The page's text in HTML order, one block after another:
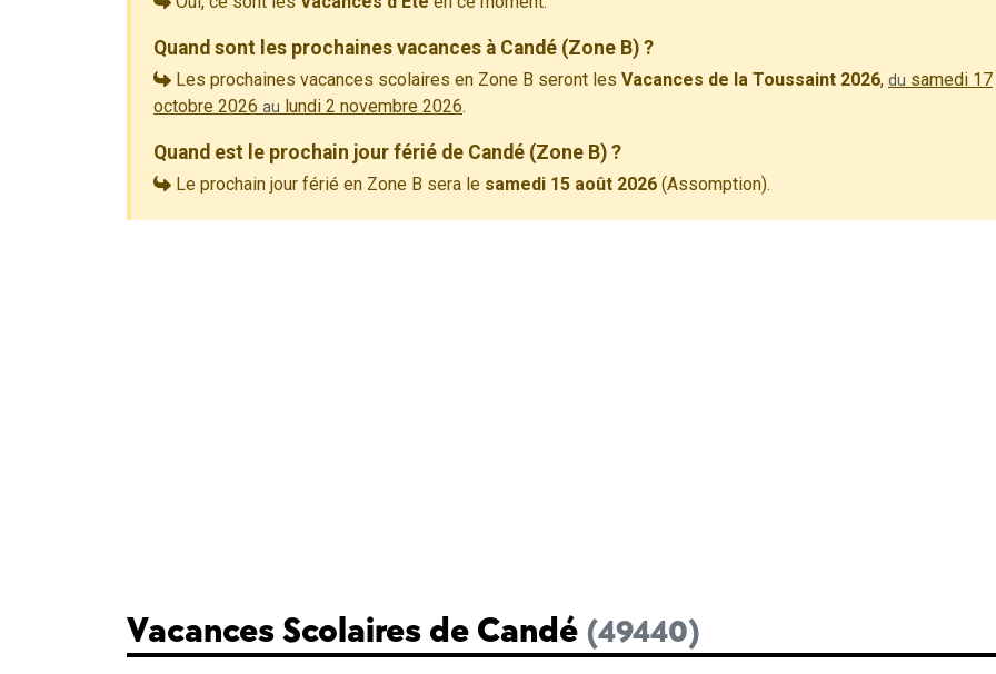
Quand sont les prochaines vacances à Candé (Zone B) ?
Les prochaines vacances scolaires en Zone B seront les Vacances de la Toussaint 2026, du samedi 17
octobre 2026 au lundi 2 novembre 2026.
Quand est le prochain jour férié de Candé (Zone B) ?
Le prochain jour férié en Zone B sera le samedi 15 août 2026 (Assomption).
Vacances Scolaires de Candé (49440)